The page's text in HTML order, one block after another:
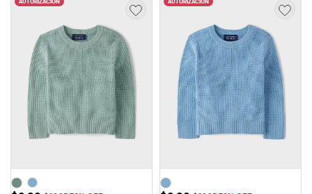
AUTORIZACIÓN AUTORIZACIÓN